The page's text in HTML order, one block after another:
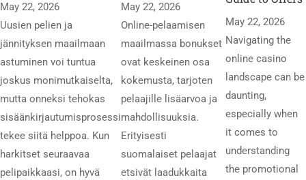
May 22, 2026
Uusien pelien ja
jännityksen maailmaan
astuminen voi tuntua
joskus monimutkaiselta,
mutta onneksi tehokas
sisäänkirjautumisprosessi
tekee siitä helppoa. Kun
harkitset seuraavaa
pelipaikkaasi, on hyvä
May 22, 2026
Online-pelaamisen
maailmassa bonukset
ovat keskeinen osa
kokemusta, tarjoten
pelaajille lisäarvoa ja
mahdollisuuksia.
Erityisesti
suomalaiset pelaajat
etsivät laadukkaita
May 22, 2026
Navigating the
online casino
landscape can be
daunting,
especially when
it comes to
understanding
the promotional